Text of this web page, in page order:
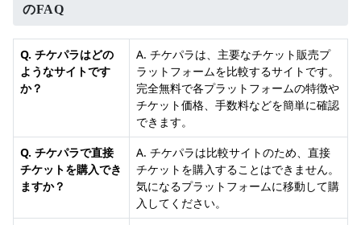
のFAQ
Q. チケパラはどの
ようなサイトです
か？
A. チケパラは、主要なチケット販売プ
ラットフォームを比較するサイトです。
完全無料で各プラットフォームの特徴や
チケット価格、手数料などを簡単に確認
できます。
Q. チケパラで直接
チケットを購入でき
ますか？
A. チケパラは比較サイトのため、直接
チケットを購入することはできません。
気になるプラットフォームに移動して購
入してください。